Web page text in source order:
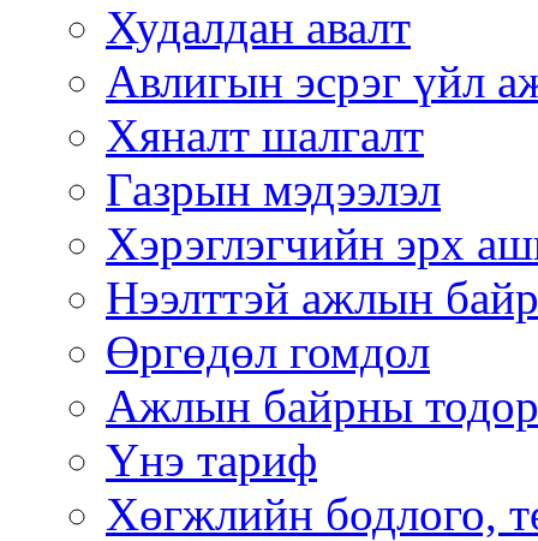
Худалдан авалт
Авлигын эсрэг үйл
Хяналт шалгалт
Газрын мэдээлэл
Хэрэглэгчийн эрх
Нээлттэй ажлын байр
Өргөдөл гомдол
Ажлын байрны
Үнэ тариф
Хөгжлийн бодлого,